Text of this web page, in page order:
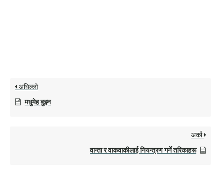
अघिल्लो
मधुमेह बुझ्न
अर्को
वान्ता र वाकवाकीलाई नियन्त्रण गर्ने तरिकाहरू